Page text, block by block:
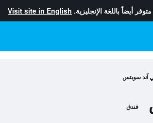
متوفر أيضاً باللغة الإنجليزية. Visit site in English
فندق